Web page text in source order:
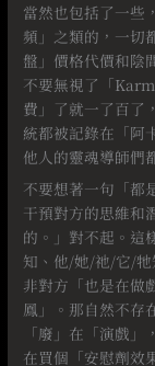
當然也包括了一些
頻」之類的，一切
盤」價格代價和陰
不要無視了「
費」了就一了百了
統都被記錄在「阿
他人的靈魂導師們
不要想著一句「都
干預對方的思維和
的。」對不起。這
知、他/她/祂/它/
非對方「也是在做
鳳」。那自然不存
「廢」在「演戲
在買個「安慰劑效